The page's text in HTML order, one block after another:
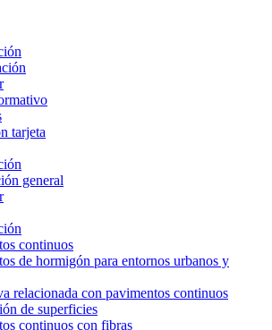
tarjeta
general
continuos
de hormigón para entornos urbanos y
relacionada con pavimentos continuos
de superficies
continuos con fibras